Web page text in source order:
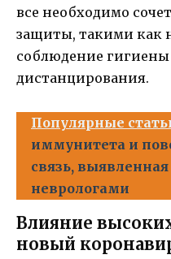
все необходимо
защиты, такими как
соблюдение гигиены
дистанцирования.
Популярные
иммунитета и
связь, выявленная
неврологами
Влияние
новый